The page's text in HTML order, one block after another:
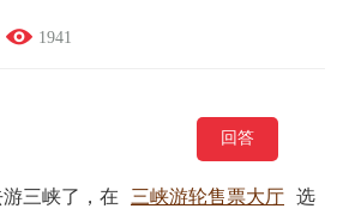
 1941
回答
三峡了，在 三峡游轮售票大厅 选